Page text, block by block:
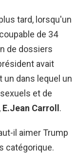
tard, lorsqu'un
de 34
de dossiers
avait
un dans lequel un
et de
E.Jean Carroll.
il aimer Trump
catégorique.